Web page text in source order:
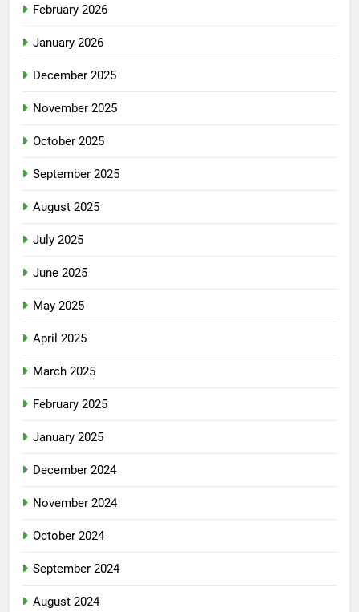
February 2026
January 2026
December 2025
November 2025
October 2025
September 2025
August 2025
July 2025
June 2025
May 2025
April 2025
March 2025
February 2025
January 2025
December 2024
November 2024
October 2024
September 2024
August 2024